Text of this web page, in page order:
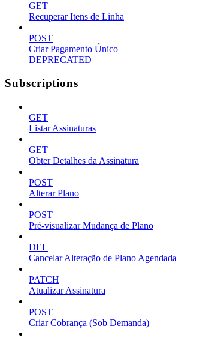
GET
Recuperar Itens de Linha
POST
Criar Pagamento Único
DEPRECATED
Subscriptions
GET
Listar Assinaturas
GET
Obter Detalhes da Assinatura
POST
Alterar Plano
POST
Pré-visualizar Mudança de Plano
DEL
Cancelar Alteração de Plano Agendada
PATCH
Atualizar Assinatura
POST
Criar Cobrança (Sob Demanda)